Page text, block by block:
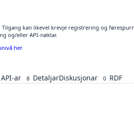
kan likevel krevje registrering og
og/eller API-nøklar.
her
ar 8 DetaljarDiskusjonar 0 RDF